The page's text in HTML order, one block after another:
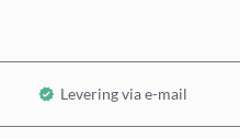
Levering via e-mail